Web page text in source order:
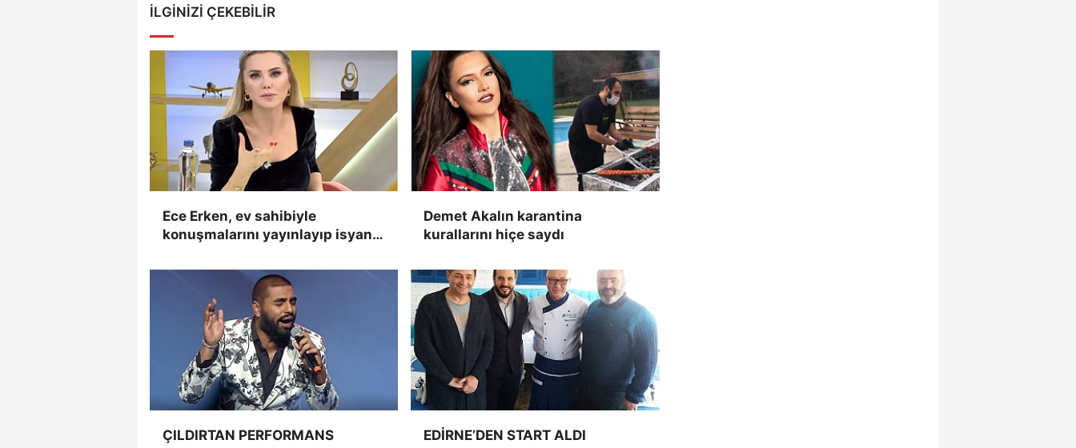
İLGINIZI ÇEKEBILIR
Ece Erken, ev sahibiyle
konuşmalarını yayınlayıp isyan
Demet Akalın karantina
kurallarını hiçe saydı
ÇILDIRTAN PERFORMANS EDİRNE’DEN START ALDI